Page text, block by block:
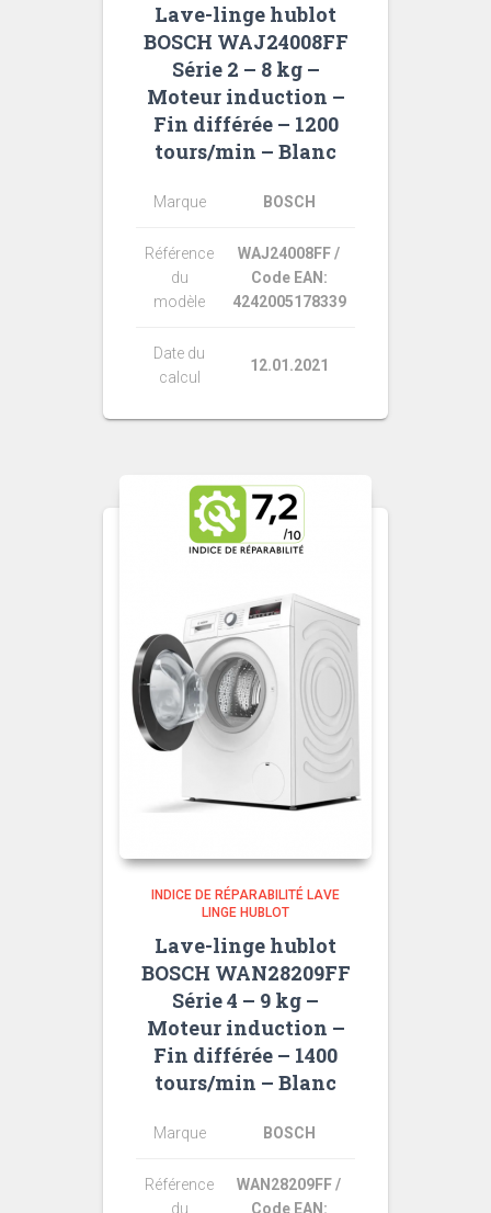
Lave-linge hublot
BOSCH WAJ24008FF
Série 2 – 8 kg –
Moteur induction –
Fin différée – 1200
tours/min – Blanc
Marque BOSCH
Référence
du
modèle
WAJ24008FF /
Code EAN:
4242005178339
Date du
calcul
12.01.2021
INDICE DE RÉPARABILITÉ LAVE
LINGE HUBLOT
Lave-linge hublot
BOSCH WAN28209FF
Série 4 – 9 kg –
Moteur induction –
Fin différée – 1400
tours/min – Blanc
Marque BOSCH
Référence
du
WAN28209FF /
Code EAN: